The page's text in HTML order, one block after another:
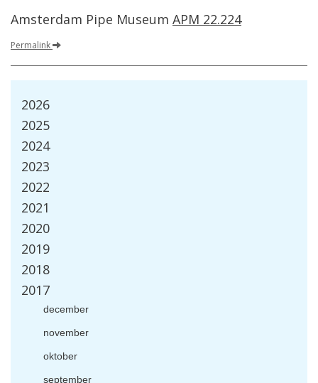
Amsterdam Pipe Museum APM 22.224
Permalink
2026
2025
2024
2023
2022
2021
2020
2019
2018
2017
december
november
oktober
september